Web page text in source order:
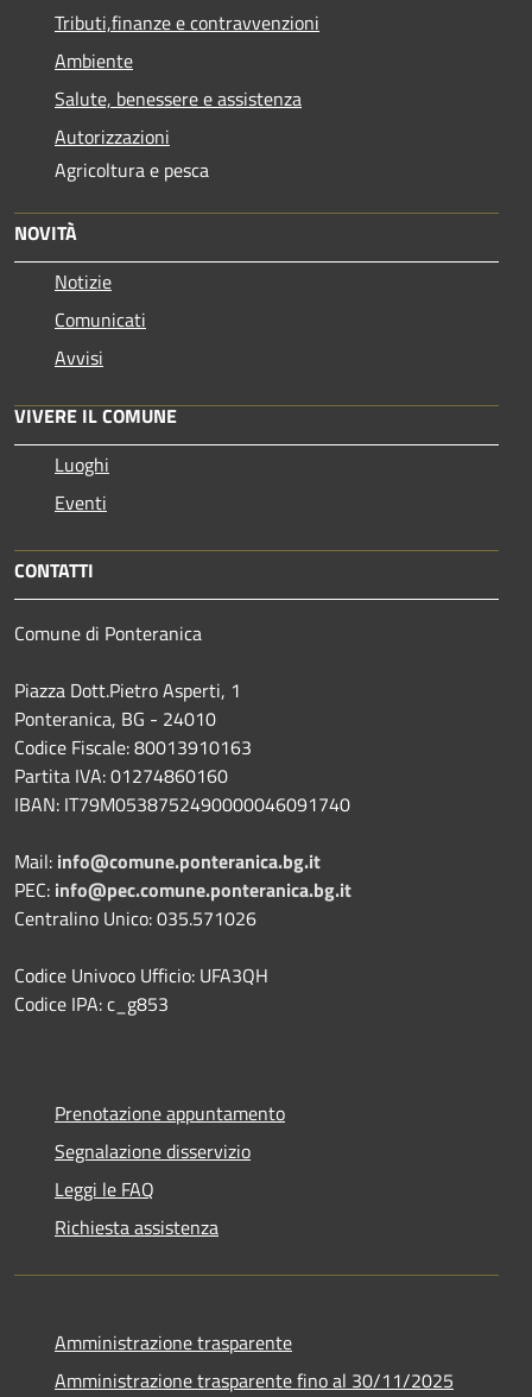
Tributi,finanze e contravvenzioni
Ambiente
Salute, benessere e assistenza
Autorizzazioni
Agricoltura e pesca
NOVITÀ
Notizie
Comunicati
Avvisi
VIVERE IL COMUNE
Luoghi
Eventi
CONTATTI
Comune di Ponteranica
Piazza Dott.Pietro Asperti, 1
Ponteranica, BG - 24010
Codice Fiscale: 80013910163
Partita IVA: 01274860160
IBAN: IT79M0538752490000046091740
Mail: info@comune.ponteranica.bg.it
PEC: info@pec.comune.ponteranica.bg.it
Centralino Unico: 035.571026
Codice Univoco Ufficio: UFA3QH
Codice IPA: c_g853
Prenotazione appuntamento
Segnalazione disservizio
Leggi le FAQ
Richiesta assistenza
Amministrazione trasparente
Amministrazione trasparente fino al 30/11/2025